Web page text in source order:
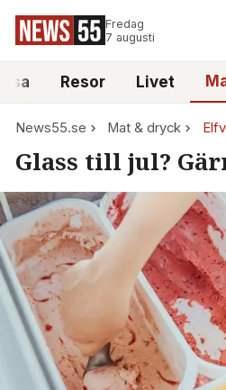
Fredag
7 augusti
Resor Livet
News55.se Mat & dryck
Glass till jul?